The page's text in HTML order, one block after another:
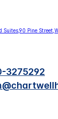
3275292